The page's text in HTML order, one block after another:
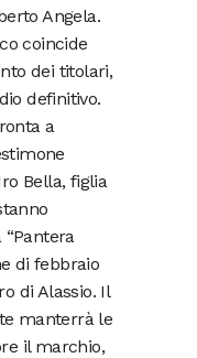
Angela.
coincide
dei titolari,
definitivo.
a
Bella, figlia
di febbraio
di Alassio. Il
manterrà le
il marchio,